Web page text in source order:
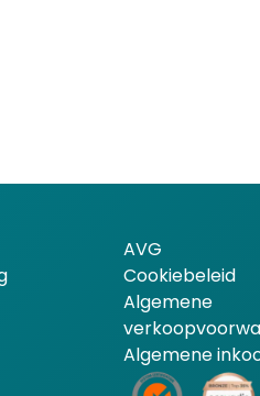
AVG
Cookiebeleid
Algemene
Algemene